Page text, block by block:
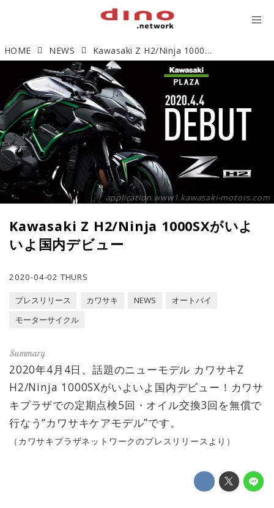
HOME NEWS Kawasaki Z H2/Ninja 1000SXがいよいよ国内デビュー
application.www1.kawasaki-motors.com
Kawasaki Z H2/Ninja 1000SXがいよ
いよ国内デビュー
2020-04-02 THURS
プレスリリース カワサキ NEWS
オートバイ
モーターサイクル
2020年4月4日、話題のニューモデル カワサキZ
H2/Ninja 1000SXがいよいよ国内デビュー！カワサ
キプラザでの定期点検5回・オイル交換3回を無償で
行なう“カワサキケアモデル”です。
（カワサキプラザネットワークのプレスリリースより）